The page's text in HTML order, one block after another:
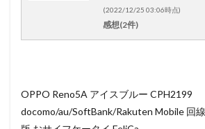
(2022/12/25 03:06時点)
感想(2件)
OPPO Reno5A アイスブルー CPH2199
docomo/au/SoftBank/Rakuten Mobile 回